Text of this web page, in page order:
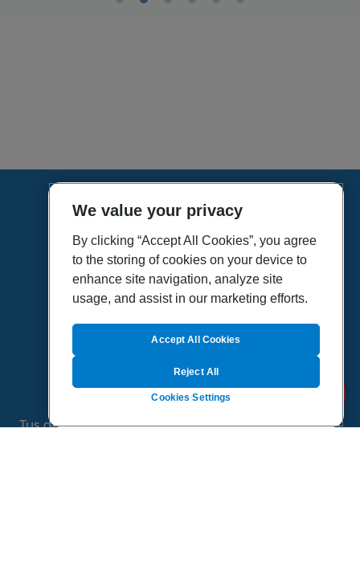
HOME
VÍDEOS
POLÍTICA DE PRIVACIDAD
POLÍTICA DE COOKIES
MAPA DEL SITIO
QUIENES SOMOS
Tus dudas de salud es un proyecto de Sanitas, todo
We value your privacy
By clicking “Accept All Cookies”, you agree
to the storing of cookies on your device to
enhance site navigation, analyze site
usage, and assist in our marketing efforts.
Cookies Settings
Reject All
Accept All Cookies